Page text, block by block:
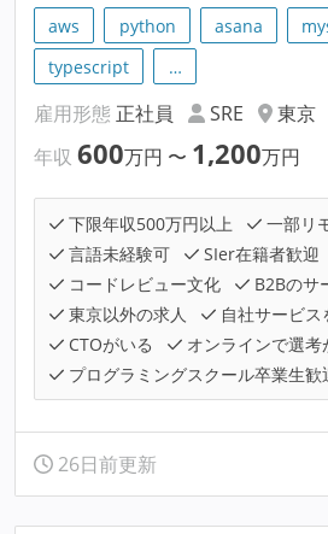
aws python asana
typescript
…
雇用形態 正社員 SRE
東京
年収 600万円 〜 1,200万円
下限年収500万円以上
一部リ
言語未経験可
SIer在籍者歓迎
コードレビュー文化
B2Bのサ
東京以外の求人
自社サービス
CTOがいる
オンラインで選考
プログラミングスクール卒業生歓
26日前更新